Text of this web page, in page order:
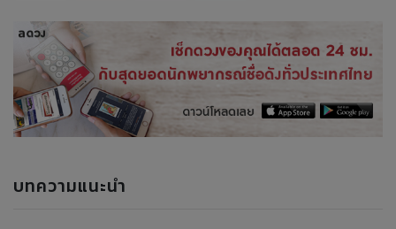
บทความแนะนำ